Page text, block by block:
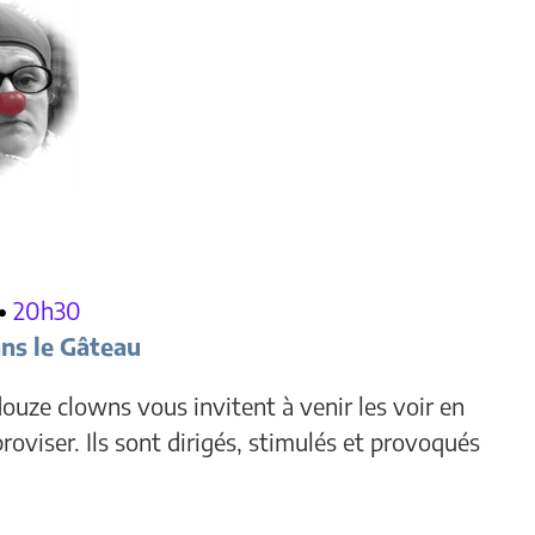
20h30
le Gâteau
clowns vous invitent à venir les voir en
Ils sont dirigés, stimulés et provoqués